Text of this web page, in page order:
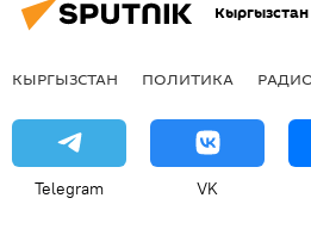
Кыргызстан
КЫРГЫЗСТАН ПОЛИТИКА
Telegram VK